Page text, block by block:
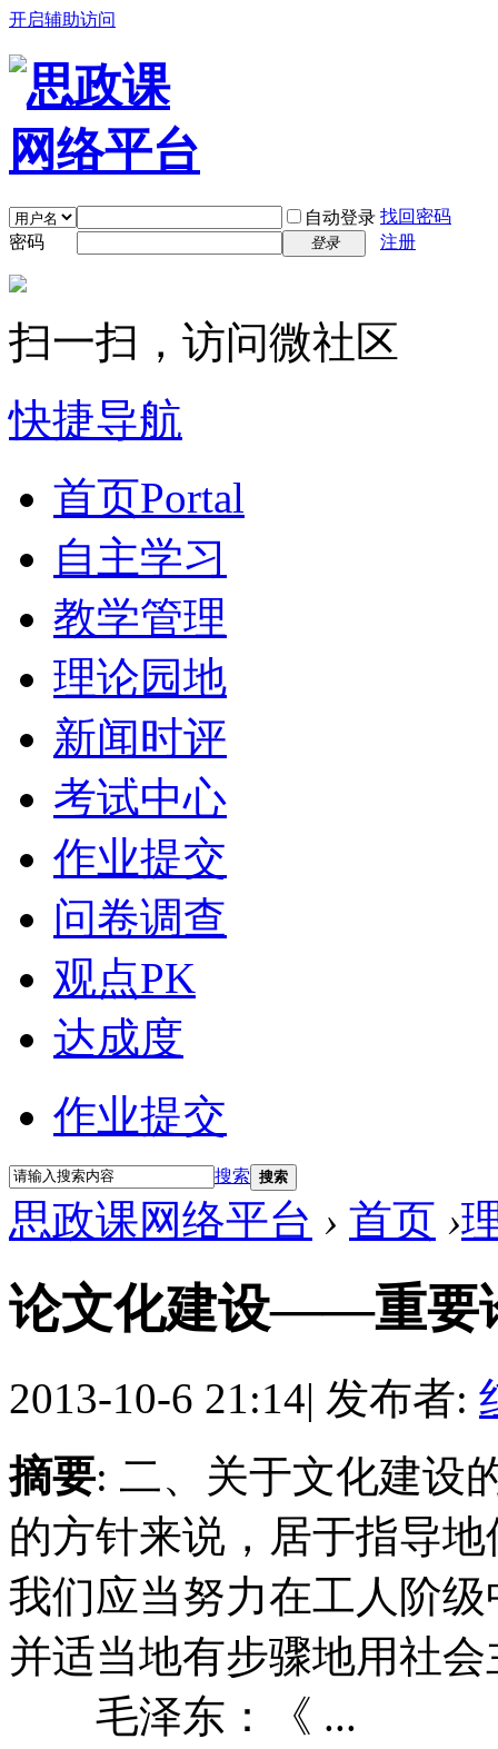
开启辅助访问
自动登录 找回密码
密码
登录 注册
扫一扫，访问微社区
快捷导航
首页Portal
自主学习
教学管理
理论园地
新闻时评
考试中心
作业提交
问卷调查
观点PK
达成度
作业提交
搜索 搜索
思政课网络平台 › 首页 ›
论文化建设——重要
2013-10-6 21:14| 发布者:
摘要: 二、关于文化建
的方针来说，居于指导
我们应当努力在工人阶
并适当地有步骤地用社
毛泽东：《 ...